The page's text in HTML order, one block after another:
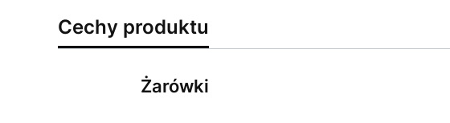
Cechy produktu
Żarówki